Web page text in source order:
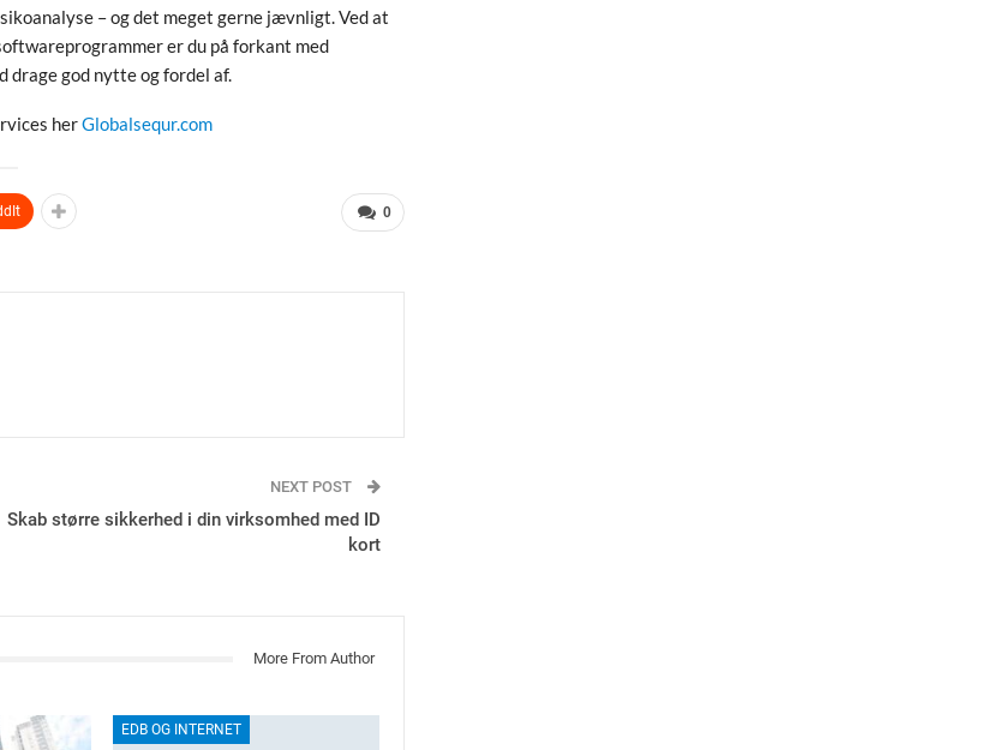
– og det meget gerne jævnligt. Ved at
er du på forkant med
drage god nytte og fordel af.
herGlobalsequr.com
0
NEXT POST
Skab større sikkerhed i din virksomhed med ID
kort
More From Author
EDB OG INTERNET